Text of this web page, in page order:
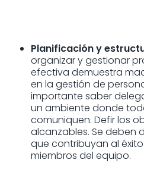
Planificación y
organizar y gestionar
efectiva demuestra
en la gestión de
importante saber
un ambiente donde
comuniquen. Defir los
alcanzables. Se deben
que contribuyan al
miembros del equipo.